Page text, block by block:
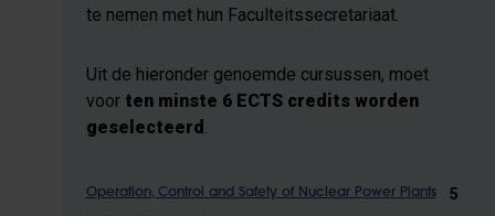
te nemen met hun Faculteitssecretariaat.
Uit de hieronder genoemde cursussen, moet
voor ten minste 6 ECTS credits worden
geselecteerd .
Operation, Control and Safety of Nuclear Power Plants 5